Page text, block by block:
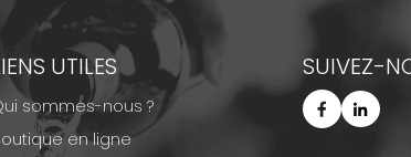
UTILES
sommes-nous ?
en ligne
SUIVEZ-